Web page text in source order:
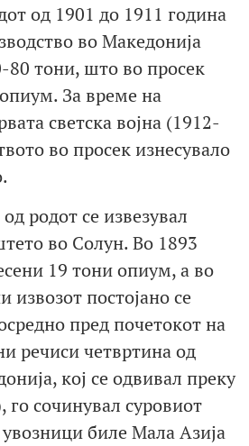
од 1901 до 1911 година
во Македонија
80 тони, што во просек
За време на
светска војна (1912-
во просек изнесувало
родот се извезувал
во Солун. Во 1893
19 тони опиум, а во
извозот постојано се
пред почетокот на
речиси четвртина од
кој се одвивал преку
го сочинувал суровиот
биле Мала Азија